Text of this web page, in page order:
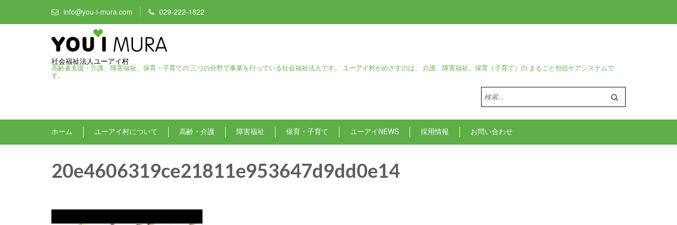
info@you-i-mura.com 029-222-1822
社会福祉法人ユーアイ村
高齢者支援・介護、障害福祉、保育・子育ての 三つの分野で事業を行っている社会福祉法人です。 ユーアイ村がめざすのは、 介護、障害福祉、保育（子育て）の まるごと包括ケアシステムで
す。
検
索:
ホーム ユーアイ村について 高齢・介護 障害福祉 保育・子育て ユーアイNEWS 採用情報 お問い合わせ
20e4606319ce21811e953647d9dd0e14